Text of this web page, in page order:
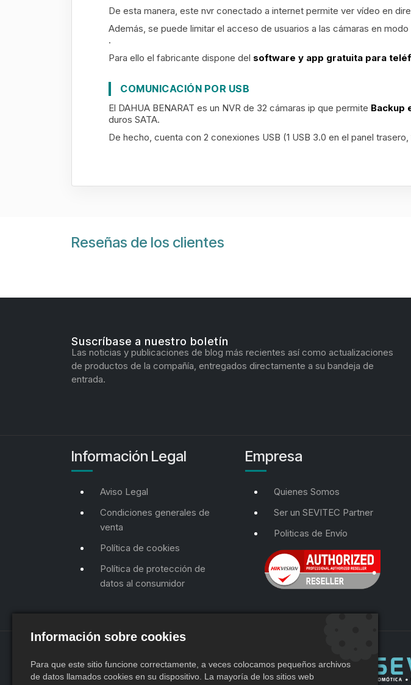
De esta manera, este nvr conectado a internet permite ver vídeo en
Además, se puede limitar el acceso de usuarios a las cámaras en
.
Para ello el fabricante dispone del software y app gratuita para
COMUNICACIÓN POR USB
El DAHUA BENARAT es un NVR de 32 cámaras ip que permite Backup
duros SATA.
De hecho, cuenta con 2 conexiones USB (1 USB 3.0 en el panel
Reseñas de los clientes
Suscríbase a nuestro boletín
Las noticias y publicaciones de blog más recientes así como actualizaciones
de productos de la compañía, entregados directamente a su bandeja de
entrada.
Información Legal
Aviso Legal
Condiciones generales de
venta
Política de cookies
Política de protección de
datos al consumidor
Empresa
Quienes Somos
Ser un SEVITEC Partner
Politicas de Envío
Información sobre cookies
Para que este sitio funcione correctamente, a veces colocamos pequeños archivos
de datos llamados cookies en su dispositivo. La mayoría de los sitios web